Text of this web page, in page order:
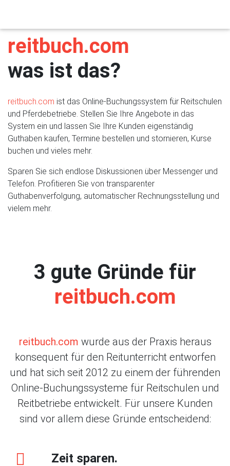
reitbuch.com
Das Online-
Buchungssystem für
reitbuch.com
was ist das?
reitbuch.com ist das Online-Buchungssystem für Reitschulen
und Pferdebetriebe. Stellen Sie Ihre Angebote in das
System ein und lassen Sie Ihre Kunden eigenständig
Guthaben kaufen, Termine bestellen und stornieren, Kurse
buchen und vieles mehr.
Sparen Sie sich endlose Diskussionen über Messenger und
Telefon. Profitieren Sie von transparenter
Guthabenverfolgung, automatischer Rechnungsstellung und
vielem mehr.
3 gute Gründe für
reitbuch.com
reitbuch.com wurde aus der Praxis heraus
konsequent für den Reitunterricht entworfen
und hat sich seit 2012 zu einem der führenden
Online-Buchungssysteme für Reitschulen und
Reitbetriebe entwickelt. Für unsere Kunden
sind vor allem diese Gründe entscheidend:
Zeit sparen.